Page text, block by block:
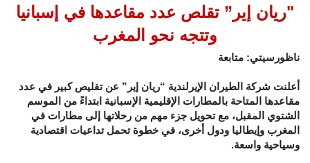
"ريان إير” تقلص عدد مقاعدها في إسبانيا
وتتجه نحو المغرب
ناظورسيتي: متابعة
أعلنت شركة الطيران الإيرلندية “ريان إير” عن تقليص كبير في عدد
مقاعدها المتاحة بالمطارات الإقليمية الإسبانية ابتداءً من الموسم
الشتوي المقبل، مع تحويل جزء مهم من رحلاتها إلى مطارات في
المغرب وإيطاليا ودول أخرى، في خطوة تحمل تداعيات اقتصادية
وسياحية واسعة.